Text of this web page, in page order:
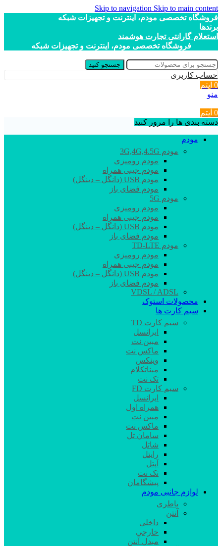
Skip to navigation Skip to main content
فروشگاه تخصصی مودم، اینترنت و تجهیزات شبکه
برندها
استعلام گارانتی تجارت هوشمند
فروشگاه تخصصی مودم، اینترنت و تجهیزات شبکه
جستجو کنید
حساب کاربری
0 آیتم
منو
0 آیتم
دسته بندی ها را مرور کنید
مودم
مودم 3G,4G,4.5G
مودم رومیزی
مودم جیبی همراه
مودم USB (دانگل – دینگل)
مودم فضای باز
مودم 5G
مودم رومیزی
مودم جیبی همراه
مودم USB (دانگل – دینگل)
مودم فضای باز
مودم TD-LTE
مودم رومیزی
مودم جیبی همراه
مودم USB (دانگل – دینگل)
مودم فضای باز
VDSL / ADSL
محصولات استوک
سیم کارت ها
سیم کارت TD
ایرانسل
مبین نت
ماکس نت
وینکس
مبناتکلام
تک نت
سیم کارت FD
ایرانسل
همراه اول
مبین نت
ماکس نت
سامان تل
شاتل
رایتل
آپتل
تک نت
پیشگامان
لوازم جانبی مودم
باطری
آنتن
داخلی
خارجی
مبدل آنتن